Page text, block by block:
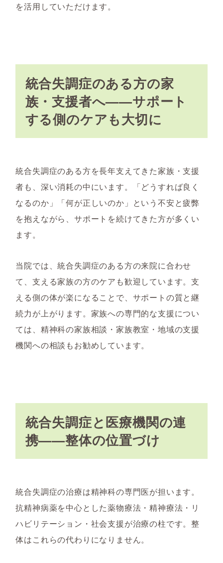
を活用していただけます。
統合失調症のある方の家
族・支援者へ——サポート
する側のケアも大切に
統合失調症のある方を長年支えてきた家族・支援
者も、深い消耗の中にいます。「どうすれば良く
なるのか」「何が正しいのか」という不安と疲弊
を抱えながら、サポートを続けてきた方が多くい
ます。
当院では、統合失調症のある方の来院に合わせ
て、支える家族の方のケアも歓迎しています。支
える側の体が楽になることで、サポートの質と継
続力が上がります。家族への専門的な支援につい
ては、精神科の家族相談・家族教室・地域の支援
機関への相談もお勧めしています。
統合失調症と医療機関の連
携——整体の位置づけ
統合失調症の治療は精神科の専門医が担います。
抗精神病薬を中心とした薬物療法・精神療法・リ
ハビリテーション・社会支援が治療の柱です。整
体はこれらの代わりになりません。